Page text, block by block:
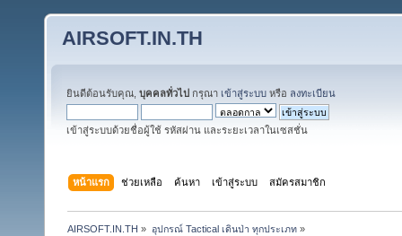
AIRSOFT.IN.TH
ยินดีต้อนรับคุณ, บุคคลทั่วไป กรุณา เข้าสู่ระบบ หรือ ลงทะเบียน
เข้าสู่ระบบด้วยชื่อผู้ใช้ รหัสผ่าน และระยะเวลาในเซสชั่น
หน้าแรก ช่วยเหลือ ค้นหา เข้าสู่ระบบ สมัครสมาชิก
AIRSOFT.IN.TH » อุปกรณ์ Tactical เดินป่า ทุกประเภท»